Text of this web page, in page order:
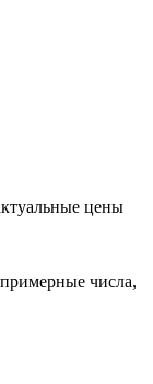
цены
числа,